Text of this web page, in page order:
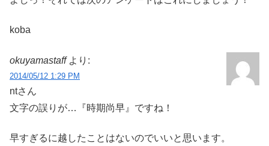
koba
okuyamastaff より:
2014/05/12 1:29 PM
ntさん
文字の誤りが…『時期尚早』ですね！
早すぎるに越したことはないのでいいと思います。